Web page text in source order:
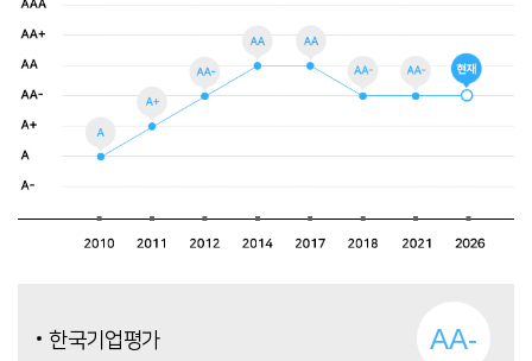
한국기업평가 AA-